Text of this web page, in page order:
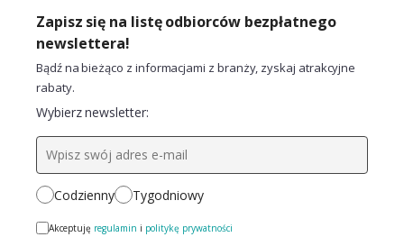
Zapisz się na listę odbiorców bezpłatnego
newslettera!
Bądź na bieżąco z informacjami z branży, zyskaj atrakcyjne
rabaty.
Wybierz newsletter:
Codzienny Tygodniowy
Akceptuję regulamin i politykę prywatności